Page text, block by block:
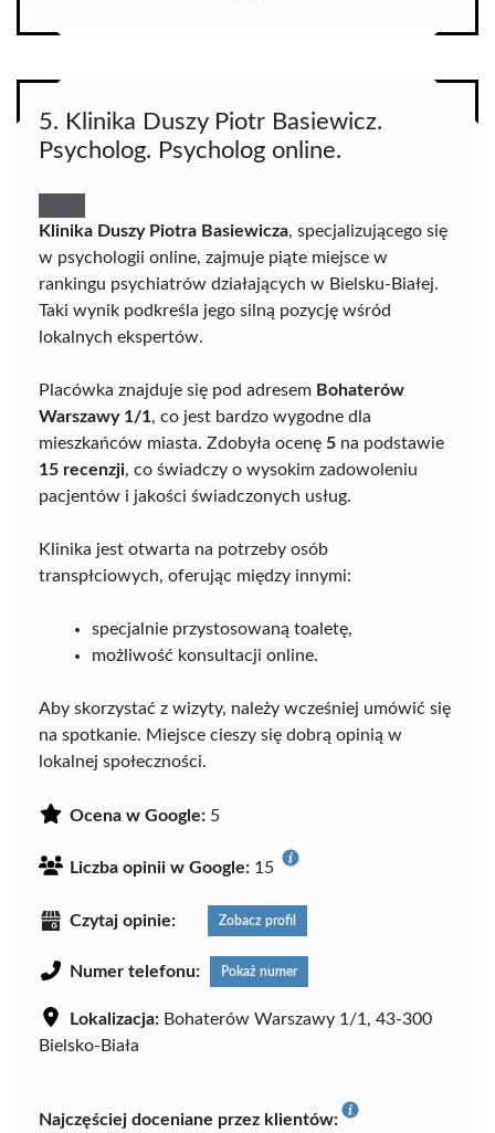
5. Klinika Duszy Piotr Basiewicz.
Psycholog. Psycholog online.
Klinika Duszy Piotra Basiewicza, specjalizującego się
w psychologii online, zajmuje piąte miejsce w
rankingu psychiatrów działających w Bielsku-Białej.
Taki wynik podkreśla jego silną pozycję wśród
lokalnych ekspertów.
Placówka znajduje się pod adresem Bohaterów
Warszawy 1/1, co jest bardzo wygodne dla
mieszkańców miasta. Zdobyła ocenę 5 na podstawie
15 recenzji, co świadczy o wysokim zadowoleniu
pacjentów i jakości świadczonych usług.
Klinika jest otwarta na potrzeby osób
transpłciowych, oferując między innymi:
specjalnie przystosowaną toaletę,
możliwość konsultacji online.
Aby skorzystać z wizyty, należy wcześniej umówić się
na spotkanie. Miejsce cieszy się dobrą opinią w
lokalnej społeczności.
Ocena w Google: 5
Liczba opinii w Google: 15
Czytaj opinie: Zobacz profil
Numer telefonu: Pokaż numer
Lokalizacja: Bohaterów Warszawy 1/1, 43-300
Bielsko-Biała
Najczęściej doceniane przez klientów: